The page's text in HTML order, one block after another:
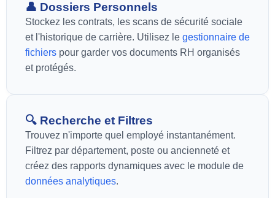
👤 Dossiers Personnels
Stockez les contrats, les scans de sécurité sociale
et l'historique de carrière. Utilisez le gestionnaire de
fichiers pour garder vos documents RH organisés
et protégés.
🔍 Recherche et Filtres
Trouvez n'importe quel employé instantanément.
Filtrez par département, poste ou ancienneté et
créez des rapports dynamiques avec le module de
données analytiques.